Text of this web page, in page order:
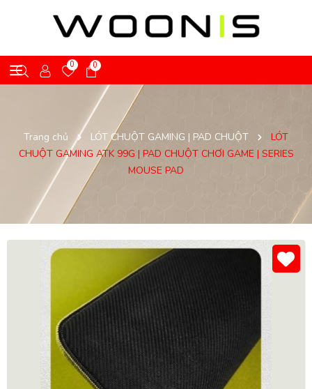
0 0
Trang chủ LÓT CHUỘT GAMING | PAD CHUỘT
LÓT
CHUỘT GAMING ATK 99G | PAD CHUỘT CHƠI GAME | SERIES
MOUSE PAD